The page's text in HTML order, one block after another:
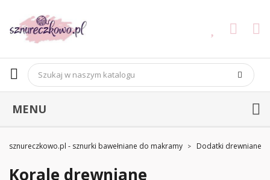
MENU
sznureczkowo.pl - sznurki bawełniane do makramy Dodatki drewniane
Korale drewniane